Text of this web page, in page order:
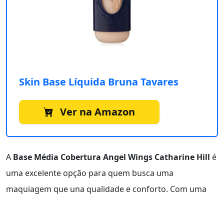
Skin Base Líquida Bruna Tavares
Ver na Amazon
A Base Média Cobertura Angel Wings Catharine Hill é
uma excelente opção para quem busca uma
maquiagem que una qualidade e conforto. Com uma